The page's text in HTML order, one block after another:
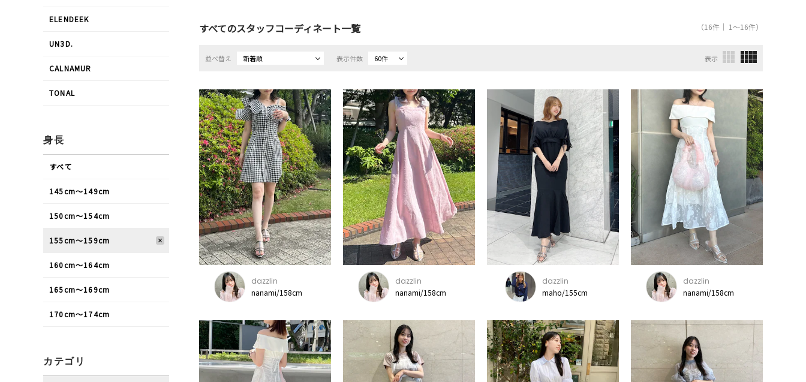
すべてのスタッフコーディネート一覧 （16件｜ 1～16件）
並べ替え 新着順 表示件数 60件 表示
dazzlin
nanami/158cm
dazzlin
nanami/158cm
dazzlin
maho/155cm
dazzlin
nanami/158cm
ELENDEEK
UN3D.
CALNAMUR
TONAL
身長
すべて
145cm〜149cm
150cm〜154cm
155cm〜159cm
160cm〜164cm
165cm〜169cm
170cm〜174cm
カテゴリ